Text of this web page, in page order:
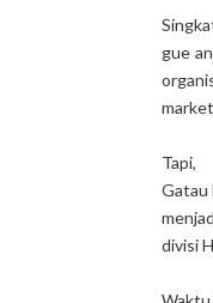
gue
Tapi,
Gatau
divisi